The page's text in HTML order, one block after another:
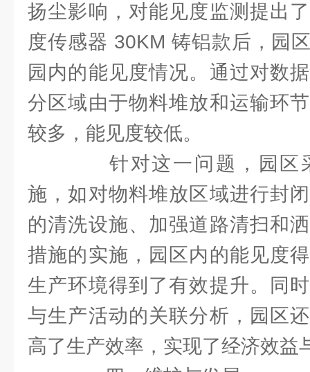
扬尘影响，对能见度监测提出
度传感器 30KM 铸铝款后，园
园内的能见度情况。通过对数
分区域由于物料堆放和运输环
较多，能见度较低。
针对这一问题，园区
施，如对物料堆放区域进行封
的清洗设施、加强道路清扫和
措施的实施，园区内的能见度
生产环境得到了有效提升。同
与生产活动的关联分析，园区
高了生产效率，实现了经济效益